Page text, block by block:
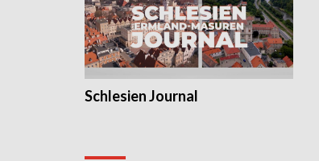
Schlesien Journal